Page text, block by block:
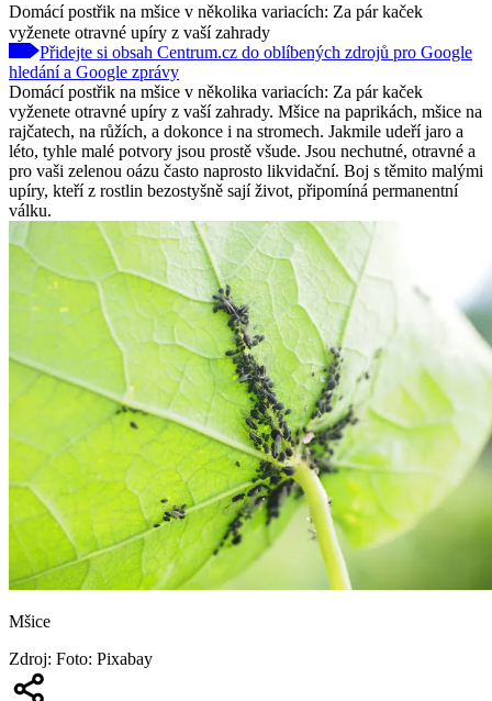
Domácí postřik na mšice v několika variacích: Za pár kaček
vyženete otravné upíry z vaší zahrady
Přidejte si obsah Centrum.cz do oblíbených zdrojů pro Google
hledání a Google zprávy
Domácí postřik na mšice v několika variacích: Za pár kaček
vyženete otravné upíry z vaší zahrady. Mšice na paprikách, mšice na
rajčatech, na růžích, a dokonce i na stromech. Jakmile udeří jaro a
léto, tyhle malé potvory jsou prostě všude. Jsou nechutné, otravné a
pro vaši zelenou oázu často naprosto likvidační. Boj s těmito malými
upíry, kteří z rostlin bezostyšně sají život, připomíná permanentní
válku.
Mšice
Zdroj: Foto: Pixabay